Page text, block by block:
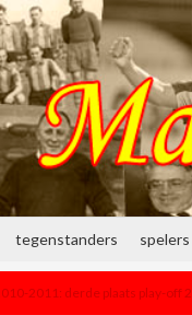
tegenstanders spelers
2011: derde plaats play-off 2